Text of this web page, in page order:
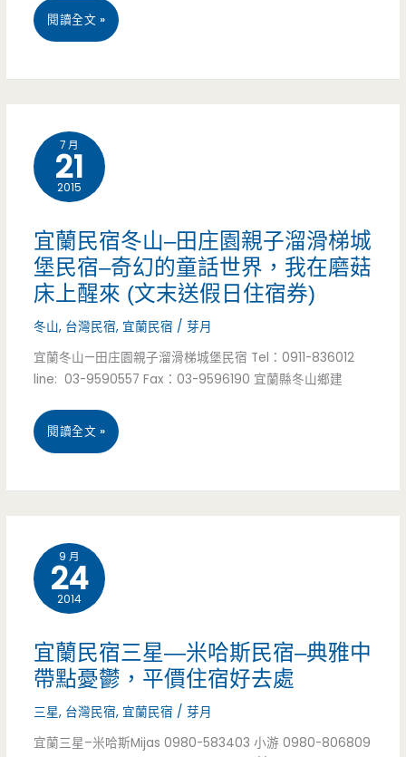
浴
火
車
站/
城
堡/
浴
缸
保
中
巴
陵/
賞
櫻/
山
嵐/
浴
缸/
包
山
區
不
用
再
住
小
(送
宿
券)
蘭
冬
山
民
–
我
的
家/
梅
花
湖/
閱讀全文 »
7 月
21
2015
宜蘭民宿冬山–田庄園親子溜滑梯城
堡民宿–奇幻的童話世界，我在磨菇
床上醒來 (文末送假日住宿券)
冬山, 台灣民宿, 宜蘭民宿 /芽月
宜蘭冬山—田庄園親子溜滑梯城堡民宿 Tel：0911-836012
line: 03-9590557 Fax：03-9596190 宜蘭縣冬山鄉建
宜
冬
山
田
庄
園
閱讀全文 »
9 月
24
2014
宜蘭民宿三星—米哈斯民宿–典雅中
帶點憂鬱，平價住宿好去處
三星, 台灣民宿, 宜蘭民宿 /芽月
宜蘭三星–米哈斯Mijas 0980-583403 小游 0980-806809